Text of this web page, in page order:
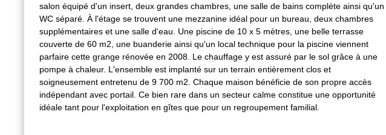
salon équipé d'un insert, deux grandes chambres, une salle de bains complète ainsi qu'un
WC séparé. À l'étage se trouvent une mezzanine idéal pour un bureau, deux chambres
supplémentaires et une salle d'eau. Une piscine de 10 x 5 mètres, une belle terrasse
couverte de 60 m2, une buanderie ainsi qu'un local technique pour la piscine viennent
parfaire cette grange rénovée en 2008. Le chauffage y est assuré par le sol grâce à une
pompe à chaleur. L'ensemble est implanté sur un terrain entièrement clos et
soigneusement entretenu de 9 700 m2. Chaque maison bénéficie de son propre accès
indépendant avec portail. Ce bien rare dans un secteur calme constitue une opportunité
idéale tant pour l'exploitation en gîtes que pour un regroupement familial.